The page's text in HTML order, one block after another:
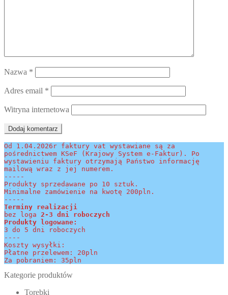
Nazwa *
Adres email *
Witryna internetowa
Od 1.04.2026r faktury vat wystawiane są za
pośrednictwem KSeF (Krajowy System e-Faktur). Po
wystawieniu faktury otrzymają Państwo informację
mailową wraz z jej numerem.
-----
Produkty sprzedawane po 10 sztuk.
Minimalne zamówienie na kwotę 200pln.
-----
Terminy realizacji
bez loga 2-3 dni roboczych
Produkty logowane:
3 do 5 dni roboczych
----
Koszty wysyłki:
Płatne przelewem: 20pln
Za pobraniem: 35pln
Kategorie produktów
Torebki